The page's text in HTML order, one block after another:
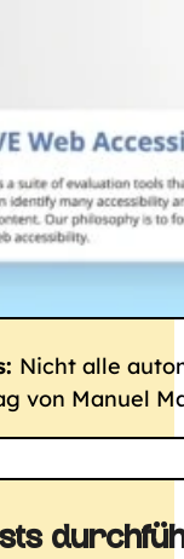
Nicht alle
von Manuel